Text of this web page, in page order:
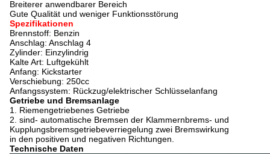
Breiterer anwendbarer Bereich
Gute Qualität und weniger Funktionsstörung
Spezifikationen
Brennstoff: Benzin
Anschlag: Anschlag 4
Zylinder: Einzylindrig
Kalte Art: Luftgekühlt
Anfang: Kickstarter
Verschiebung: 250cc
Anfangssystem: Rückzug/elektrischer Schlüsselanfang
Getriebe und Bremsanlage
1. Riemengetriebenes Getriebe
2. sind- automatische Bremsen der Klammernbrems- und
Kupplungsbremsgetriebeverriegelung zwei Bremswirkung
in den positiven und negativen Richtungen.
Technische Daten